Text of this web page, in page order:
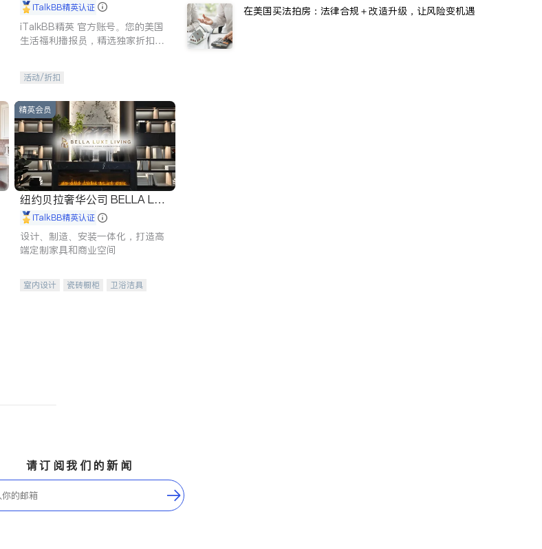
iTalkBB精英认证
iTalkBB精英 官方账号。您的美国
生活福利播报员，精选独家折扣、
活动/折扣
精英会员
纽约贝拉奢华公司 BELLA LUX
E iTalkBB精英认证
设计、制造、安装一体化，打造高
端定制家具和商业空间
室内设计 瓷砖橱柜
卫浴洁具
在美国买法拍房：法律合规＋改造升级，让风险变机遇
请订阅我们的新闻